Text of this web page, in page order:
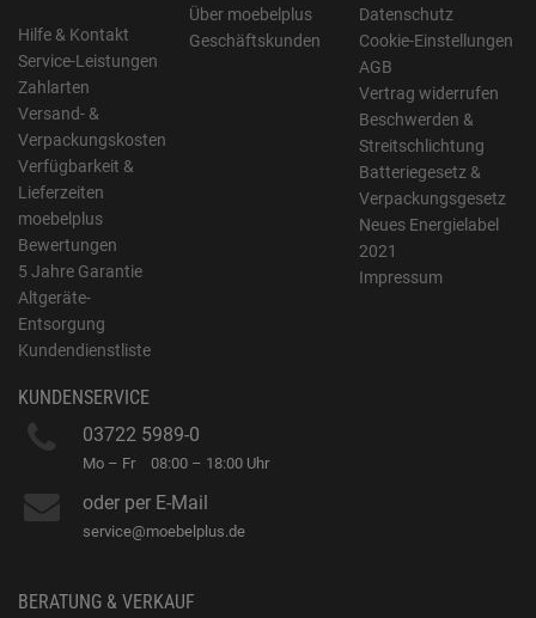
Hilfe & Kontakt
Service-Leistungen
Zahlarten
Versand- &
Verpackungskosten
Verfügbarkeit &
Lieferzeiten
moebelplus
Bewertungen
5 Jahre Garantie
Altgeräte-
Entsorgung
Kundendienstliste
Über moebelplus
Geschäftskunden
Datenschutz
Cookie-Einstellungen
AGB
Vertrag widerrufen
Beschwerden &
Streitschlichtung
Batteriegesetz &
Verpackungsgesetz
Neues Energielabel
2021
Impressum
KUNDENSERVICE
03722 5989-0
Mo – Fr 08:00 – 18:00 Uhr
oder per E-Mail
service@moebelplus.de
BERATUNG & VERKAUF